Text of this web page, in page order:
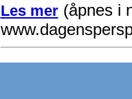
Les mer(åpnes i